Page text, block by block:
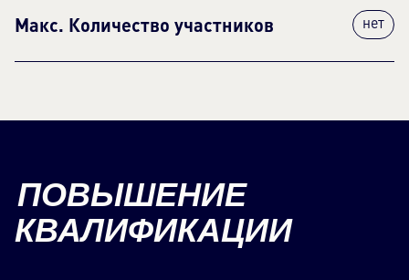
Макс. Количество участников нет
ПОВЫШЕНИЕ
КВАЛИФИКАЦИИ